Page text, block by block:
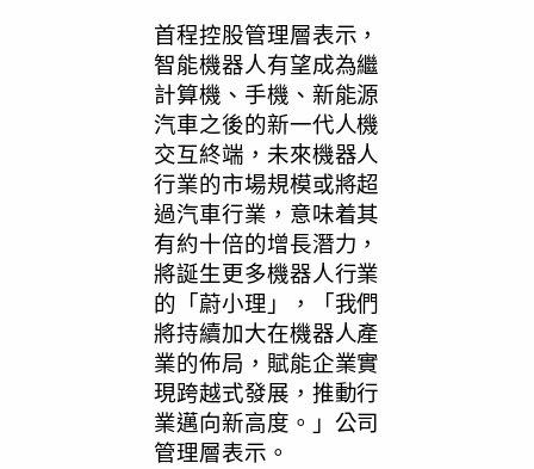
⾸程控股管理層表示，
智能機器⼈有望成為繼
計算機、⼿機、新能源
汽車之後的新⼀代⼈機
交互終端，未來機器⼈
⾏業的市場規模或將超
過汽車⾏業，意味着其
有約⼗倍的增長潛⼒，
將誕⽣更多機器⼈⾏業
的 「蔚⼩理 」 ， 「我們
將持續加⼤在機器人產
業的佈局，賦能企業實
現跨越式發展，推動⾏
業邁向新⾼度。 」 公司
管理層表示。